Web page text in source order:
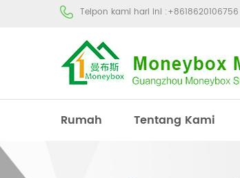
Telpon kami hari ini :+8618620106756
Rumah Tentang Kami